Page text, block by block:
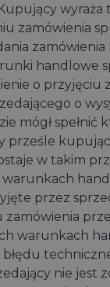
wyraża
zamówienia
handlowe
o przyjęciu
o
mógł
prześle
w takim
warunkach
przez
zamówienia
warunkach
nie